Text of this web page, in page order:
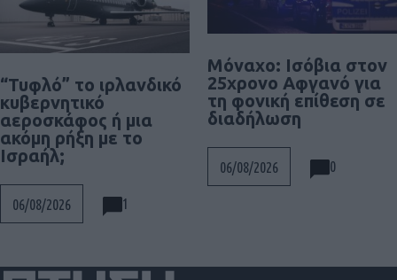
“Τυφλό” το ιρλανδικό
κυβερνητικό
αεροσκάφος ή μια
ακόμη ρήξη με το
Ισραήλ;
06/08/2026 1
Μόναχο: Ισόβια στον
25χρονο Αφγανό για
τη φονική επίθεση σε
διαδήλωση
06/08/2026 0